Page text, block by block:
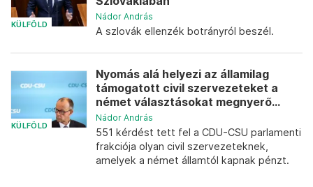
KÜLFÖLD
Nádor András
A szlovák ellenzék botrányról beszél.
KÜLFÖLD
Nyomás alá helyezi az államilag
támogatott civil szervezeteket a
német választásokat megnyerő...
Nádor András
551 kérdést tett fel a CDU-CSU parlamenti
frakciója olyan civil szervezeteknek,
amelyek a német államtól kapnak pénzt.